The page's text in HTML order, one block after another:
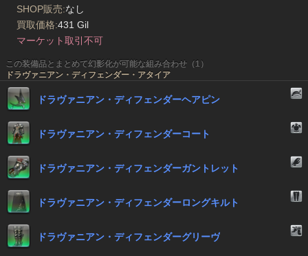
SHOP販売:なし
買取価格:431 Gil
マーケット取引不可
この装備品とまとめて幻影化が可能な組み合わせ（1）
ドラヴァニアン・ディフェンダー・アタイア
ドラヴァニアン・ディフェンダーヘアピン
ドラヴァニアン・ディフェンダーコート
ドラヴァニアン・ディフェンダーガントレット
ドラヴァニアン・ディフェンダーロングキルト
ドラヴァニアン・ディフェンダーグリーヴ